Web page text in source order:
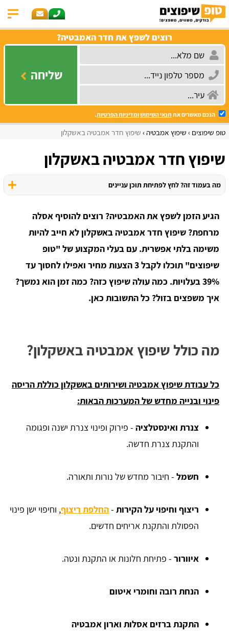
רוצים לשפץ את חדר האמבטיה?
שליחה
הנכם מאשרים את תנאי השימושומדיניות הפרטיות.
טופ שיפוצים שיפוץ אמבטיה שיפוץ חדר אמבטיה באשקלון
שיפוץ חדר אמבטיה באשקלון
מה בעמוד זה? לחץ לפתיחת תוכן עניינים
הגיע הזמן לשפץ את האמבטיה? רוצים להוסיף אסלה
מרחפת? שיפוץ חדר אמבטיה באשקלון לא חייב להיות
משימה בלתי אפשרית. עם בעלי המקצוע של "טופ
שיפוצים" תוכלו לקבל 3 הצעות מחיר ואפילו לחסוך עד
39% בעלויות. כמה עולה שיפוץ כזה? כמה זמן הוא נמשך?
איך משפצים בזול? כל התשובות כאן.
מה כולל שיפוץ אמבטיה באשקלון?
כל עבודת שיפוץ אמבטיה ושירותים באשקלון כוללת הריסה
פינוי ובנייה מחדש של המערכות הבאות:
צנרת ואינסטלציה - פירוק ופינוי צנרת ישנה ופגומה
והתקנת צנרת חדשה.
חשמל - חיבור מחדש של נורות ותאורה.
ריצוף וחיפוי על הקירות -החלפת ריצוף, וחיפוי ישן פינוי
הפסולת והתקנת אריחים חדשים.
איוורור - פתיחת חלונות או התקנת ונטה.
הנחת רובה וחומרי איטום
התקנת ברזים אסלות וארון אמבטיה